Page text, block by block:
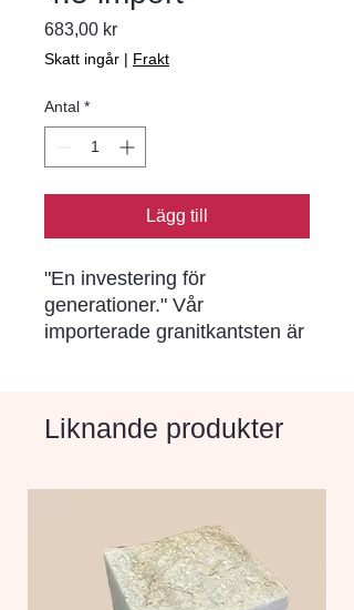
683,00 krPris
Skatt ingår | Frakt
Antal *
Lägg till
"En investering för
generationer." Vår
importerade granitkantsten är
motståndskraft mot slitage.
att stå emot tidens tand och
många år framöver.
Liknande produkter